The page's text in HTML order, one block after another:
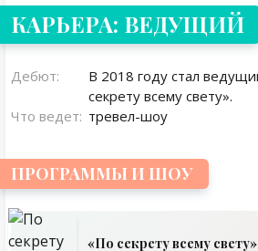
КАРЬЕРА: ВЕДУЩИЙ
Дебют:
В 2018 году стал
секрету всему свету».
Что ведет: тревел-шоу
ПРОГРАММЫ И ШОУ
«По секрету всему свету»